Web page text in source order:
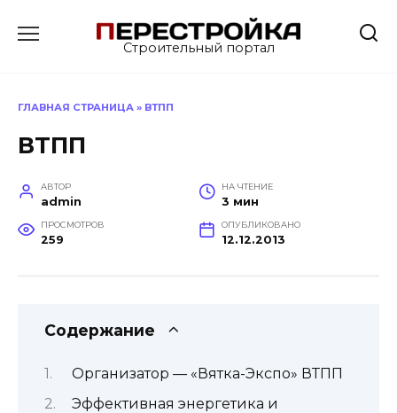
Строительный портал
ГЛАВНАЯ СТРАНИЦА » ВТПП
ВТПП
АВТОР
admin
НА ЧТЕНИЕ
3 мин
ПРОСМОТРОВ
259
ОПУБЛИКОВАНО
12.12.2013
Содержание
Организатор — «Вятка-Экспо» ВТПП
Эффективная энергетика и